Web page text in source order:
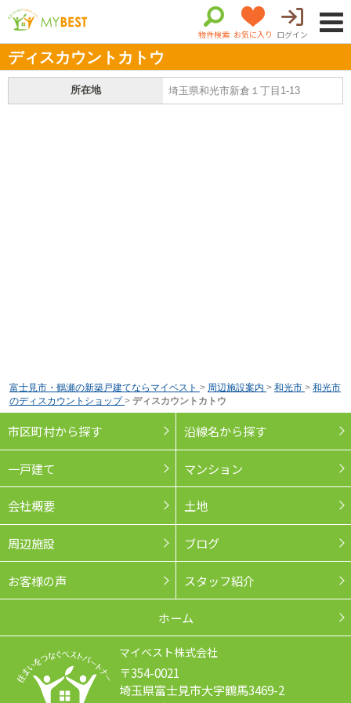
物件検索 お気に入り ログイン
ディスカウントカトウ
所在地 埼玉県和光市新倉１丁目1-13
富士見市・鶴瀬の新築戸建てならマイベスト > 周辺施設案内 > 和光市 > 和光市
のディスカウントショップ > ディスカウントカトウ
市区町村から探す 沿線名から探す
一戸建て マンション
会社概要 土地
周辺施設 ブログ
お客様の声 スタッフ紹介
ホーム
マイベスト株式会社
〒354-0021
埼玉県富士見市大字鶴馬3469-2